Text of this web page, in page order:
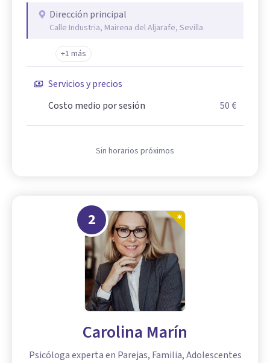
Dirección principal
Calle Industria, Mairena del Aljarafe, Sevilla
+1 más
Servicios y precios
Costo medio por sesión
50 €
Sin horarios próximos
2
Carolina Marín
Psicóloga experta en Parejas, Familia, Adolescentes